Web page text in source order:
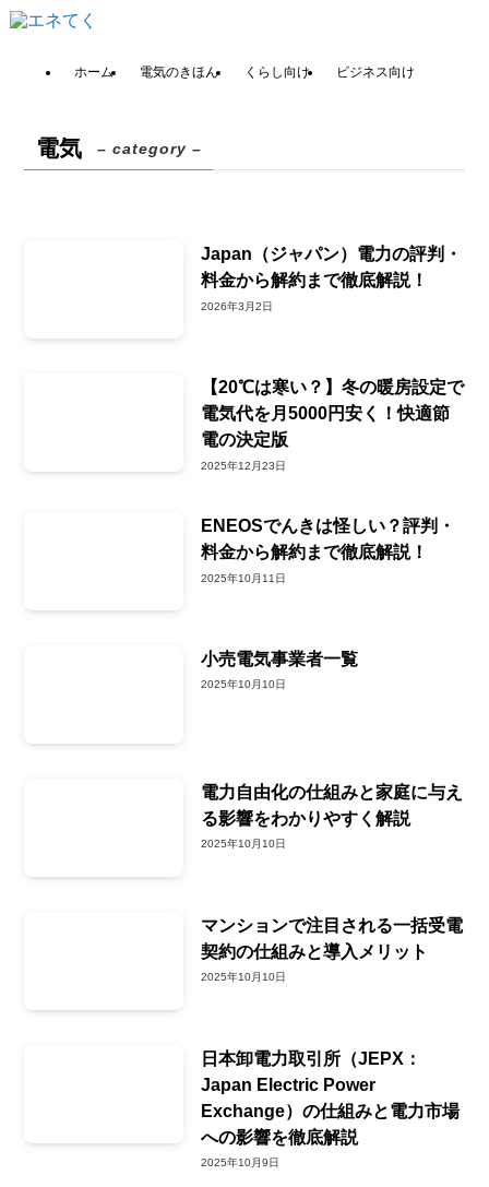
ホーム 電気のきほん くらし向け ビジネス向け
電気 – category –
Japan（ジャパン）電力の評判・
料金から解約まで徹底解説！
2026年3月2日
【20℃は寒い？】冬の暖房設定で
電気代を月5000円安く！快適節
電の決定版
2025年12月23日
ENEOSでんきは怪しい？評判・
料金から解約まで徹底解説！
2025年10月11日
小売電気事業者一覧
2025年10月10日
電力自由化の仕組みと家庭に与え
る影響をわかりやすく解説
2025年10月10日
マンションで注目される一括受電
契約の仕組みと導入メリット
2025年10月10日
日本卸電力取引所（JEPX：
Japan Electric Power
Exchange）の仕組みと電力市場
への影響を徹底解説
2025年10月9日